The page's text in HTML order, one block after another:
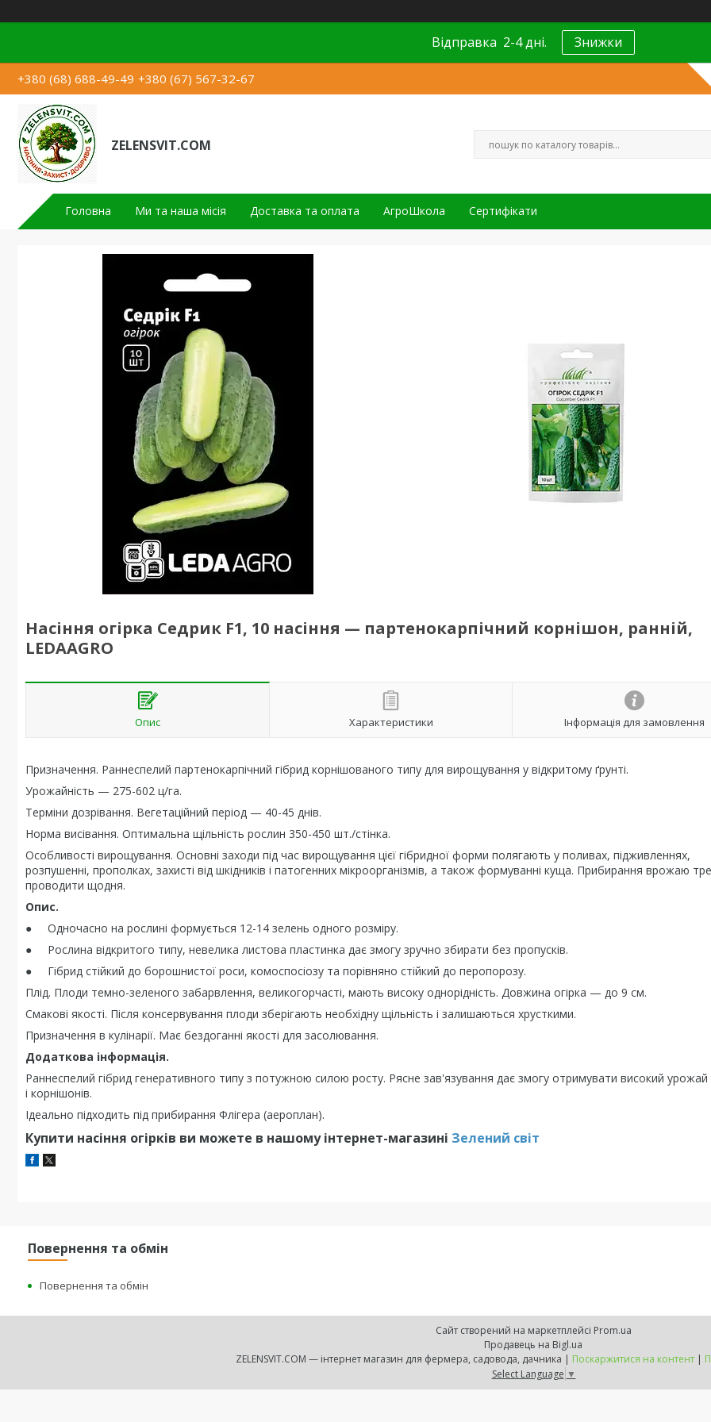
Відправка 2-4 дні. Знижки
+380 (68) 688-49-49 +380 (67) 567-32-67
ZELENSVIT.COM
Головна Ми та наша місія Доставка та оплата АгроШкола Сертифікати
Насіння огірка Седрик F1, 10 насіння — партенокарпічний корнішон, ранній,
LEDAAGRO
Опис Характеристики Інформація для замовлення
Призначення. Раннеспелий партенокарпічний гібрид корнішованого типу для вирощування у відкритому ґрунті.
Урожайність — 275-602 ц/га.
Терміни дозрівання. Вегетаційний період — 40-45 днів.
Норма висівання. Оптимальна щільність рослин 350-450 шт./стінка.
Особливості вирощування. Основні заходи під час вирощування цієї гібридної форми полягають у поливах, підживленнях,
розпушенні, прополках, захисті від шкідників і патогенних мікроорганізмів, а також формуванні куща. Прибирання врожаю
проводити щодня.
Опис.
● Одночасно на рослині формується 12-14 зелень одного розміру.
● Рослина відкритого типу, невелика листова пластинка дає змогу зручно збирати без пропусків.
● Гібрид стійкий до борошнистої роси, комоспосіозу та порівняно стійкий до перопорозу.
Плід. Плоди темно-зеленого забарвлення, великогорчасті, мають високу однорідність. Довжина огірка — до 9 см.
Смакові якості. Після консервування плоди зберігають необхідну щільність і залишаються хрусткими.
Призначення в кулінарії. Має бездоганні якості для засолювання.
Додаткова інформація.
Раннеспелий гібрид генеративного типу з потужною силою росту. Рясне зав'язування дає змогу отримувати високий урожай
і корнішонів.
Ідеально підходить під прибирання Флігера (аероплан).
Купити насіння огірків ви можете в нашому інтернет-магазині Зелений свiт
Повернення та обмін
Повернення та обмін
Сайт створений на маркетплейсі Prom.ua
Продавець на Bigl.ua
ZELENSVIT.COM — інтернет магазин для фермера, садовода, дачника | Поскаржитися на контент |
Select Language ▼